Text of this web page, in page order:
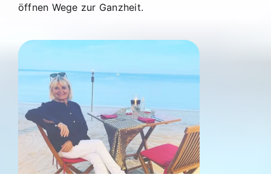
öffnen Wege zur Ganzheit.